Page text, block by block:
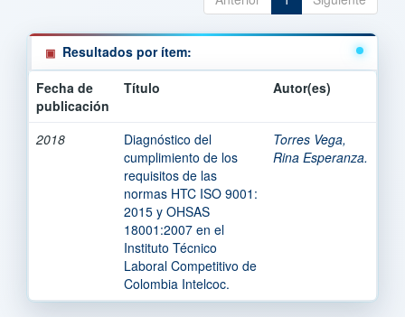
Resultados por ítem:
Fecha de
publicación
Título Autor(es)
2018
Diagnóstico del
cumplimiento de los
requisitos de las
normas HTC ISO 9001:
2015 y OHSAS
18001:2007 en el
Instituto Técnico
Laboral Competitivo de
Colombia Intelcoc.
Torres Vega,
Rina Esperanza.